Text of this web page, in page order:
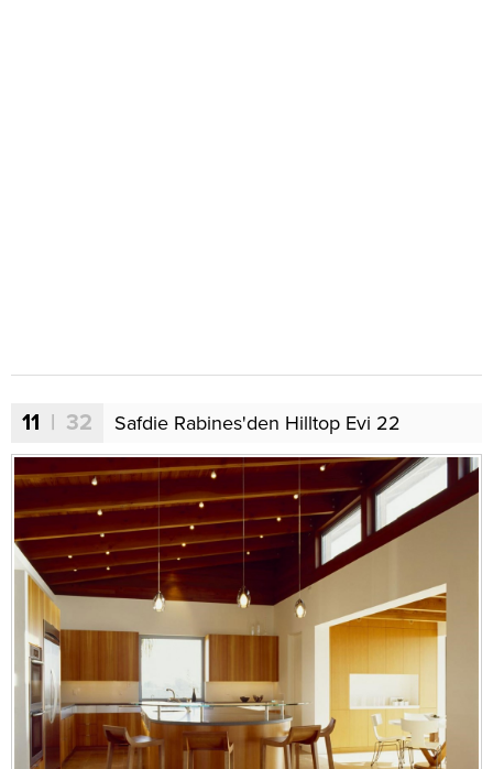
11 | 32 Safdie Rabines'den Hilltop Evi 22